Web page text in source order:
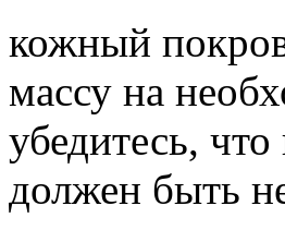
кожный
массу на
убедитесь,
должен быть